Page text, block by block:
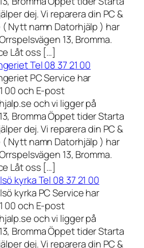
dej. Vi reparera din PC &
( Nytt namn Datorhjälp ) har
13, Bromma.
Låt oss […]
Tel 08 37 21 00
PC Service har
00 och E-post
och vi ligger på
Bromma Öppet tider Starta
dej. Vi reparera din PC &
( Nytt namn Datorhjälp ) har
13, Bromma.
Låt oss […]
kyrka Tel 08 37 21 00
kyrka PC Service har
00 och E-post
och vi ligger på
Bromma Öppet tider Starta
dej. Vi reparera din PC &